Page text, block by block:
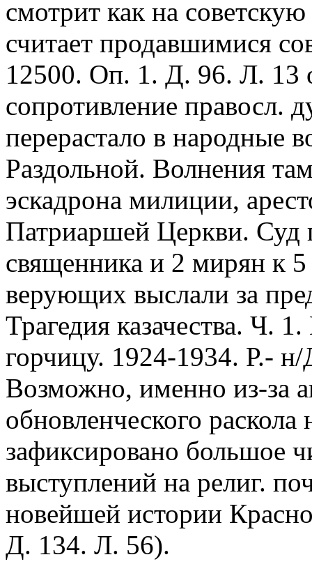
смотрит как на
считает продавшимися
12500. Оп. 1. Д. 96. Л. 13
сопротивление правосл.
перерастало в народные
Раздольной. Волнения
эскадрона милиции,
Патриаршей Церкви. Суд
священника и 2 мирян к
верующих выслали за
Трагедия казачества. Ч.
горчицу. 1924-1934. Р.-
Возможно, именно из-за
обновленческого
зафиксировано большое
выступлений на религ.
новейшей истории
Д. 134. Л. 56).